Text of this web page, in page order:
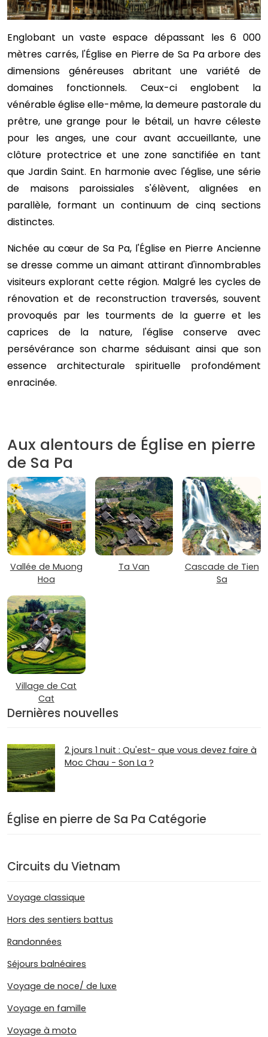
Englobant un vaste espace dépassant les 6 000
mètres carrés, l'Église en Pierre de Sa Pa arbore des
dimensions généreuses abritant une variété de
domaines fonctionnels. Ceux-ci englobent la
vénérable église elle-même, la demeure pastorale du
prêtre, une grange pour le bétail, un havre céleste
pour les anges, une cour avant accueillante, une
clôture protectrice et une zone sanctifiée en tant
que Jardin Saint. En harmonie avec l'église, une série
de maisons paroissiales s'élèvent, alignées en
parallèle, formant un continuum de cinq sections
distinctes.
Nichée au cœur de Sa Pa, l'Église en Pierre Ancienne
se dresse comme un aimant attirant d'innombrables
visiteurs explorant cette région. Malgré les cycles de
rénovation et de reconstruction traversés, souvent
provoqués par les tourments de la guerre et les
caprices de la nature, l'église conserve avec
persévérance son charme séduisant ainsi que son
essence architecturale spirituelle profondément
enracinée.
Aux alentours de Église en pierre
de Sa Pa
Vallée de Muong
Hoa
Ta Van
Cascade de Tien
Sa
Village de Cat
Cat
Dernières nouvelles
2 jours 1 nuit : Qu'est- que vous devez faire à
Moc Chau - Son La ?
Église en pierre de Sa Pa Catégorie
Circuits du Vietnam
Voyage classique
Hors des sentiers battus
Randonnées
Séjours balnéaires
Voyage de noce/ de luxe
Voyage en famille
Voyage à moto